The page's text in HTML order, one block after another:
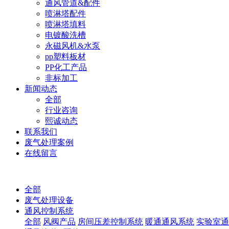
通风管道&配件
喷淋塔配件
喷淋塔填料
电镀酸洗槽
永磁风机&水泵
pp塑料板材
PP化工产品
非标加工
新闻动态
全部
行业咨询
熙诚动态
联系我们
废气处理案例
在线留言
全部
废气处理设备
通风控制系统
全部 风阀产品 房间压差控制系统 暖通通风系统 实验室